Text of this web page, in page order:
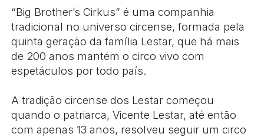
“Big Brother’s Cirkus” é uma companhia
tradicional no universo circense, formada pela
quinta geração da família Lestar, que há mais
de 200 anos mantém o circo vivo com
espetáculos por todo país.
A tradição circense dos Lestar começou
quando o patriarca, Vicente Lestar, até então
com apenas 13 anos, resolveu seguir um circo